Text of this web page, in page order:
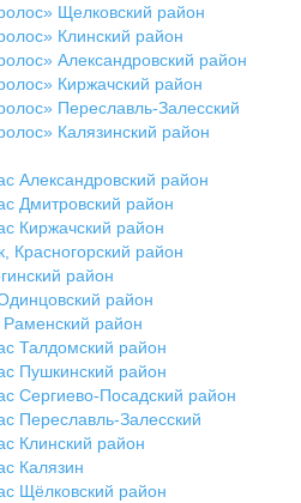
Щелковский район
Клинский район
Александровский район
Киржачский район
Переславль-Залесский
Калязинский район
Александровский район
Дмитровский район
Киржачский район
Красногорский район
район
район
район
Талдомский район
Пушкинский район
Сергиево-Посадский район
Переславль-Залесский
Клинский район
Калязин
Щёлковский район